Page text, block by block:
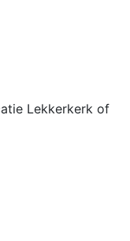
Lekkerkerk of